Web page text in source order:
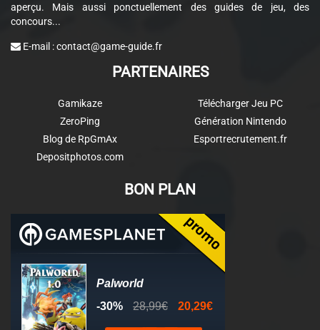
aperçu. Mais aussi ponctuellement des guides de jeu, des
concours...
E-mail :contact@game-guide.fr
PARTENAIRES
Gamikaze
ZeroPing
Blog de RpGmAx
Depositphotos.com
Télécharger Jeu PC
Génération Nintendo
Esportrecrutement.fr
BON PLAN